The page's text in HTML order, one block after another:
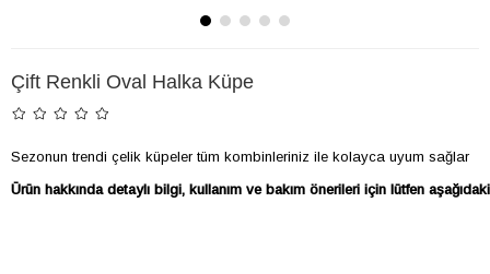
Çift Renkli Oval Halka Küpe
Sezonun trendi çelik küpeler tüm kombinleriniz ile kolayca uyum sağlar
Ürün hakkında detaylı bilgi, kullanım ve bakım önerileri için lütfen